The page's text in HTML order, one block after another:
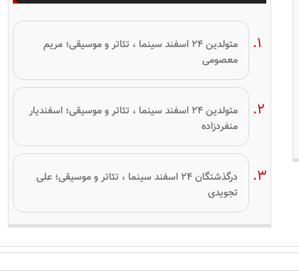
متولدین ۲۴ اسفند سینما ، تئاتر و موسیقی؛ مریم
معصومی
متولدین ۲۴ اسفند سینما ، تئاتر و موسیقی؛ اسفندیار
منفردزاده
درگذشتگان ۲۴ اسفند سینما ، تئاتر و موسیقی؛ علی
تجویدی